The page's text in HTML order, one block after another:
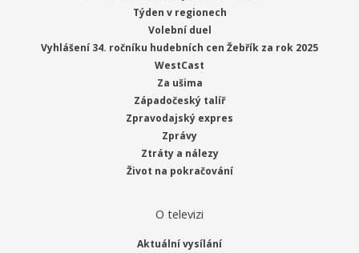
Týden v regionech
Volební duel
Vyhlášení 34. ročníku hudebních cen Žebřík za rok 2025
WestCast
Za ušima
Západočeský talíř
Zpravodajský expres
Zprávy
Ztráty a nálezy
Život na pokračování
O televizi
Aktuální vysílání